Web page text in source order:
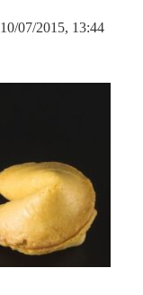
10/07/2015, 13:44